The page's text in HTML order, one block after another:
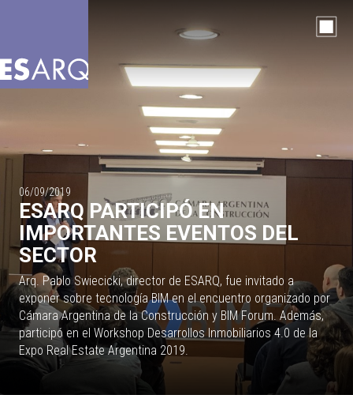
06/09/2019
ESARQ PARTICIPÓ EN
IMPORTANTES EVENTOS DEL
SECTOR
Arq. Pablo Swiecicki, director de ESARQ, fue invitado a
exponer sobre tecnología BIM en el encuentro organizado por
Cámara Argentina de la Construcción y BIM Forum. Además,
participó en el Workshop Desarrollos Inmobiliarios 4.0 de la
Expo Real Estate Argentina 2019.